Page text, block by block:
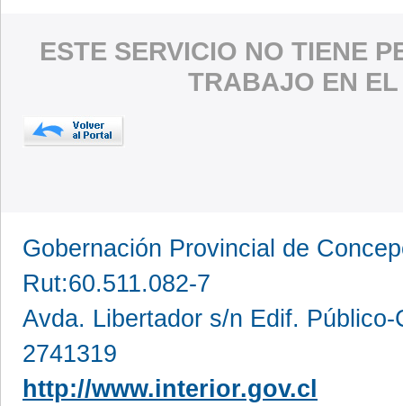
ESTE SERVICIO NO TIENE
TRABAJO EN
Gobernación Provincial de
Rut:60.511.082-7
Avda. Libertador s/n Edif.
2741319
http://www.interior.gov.cl